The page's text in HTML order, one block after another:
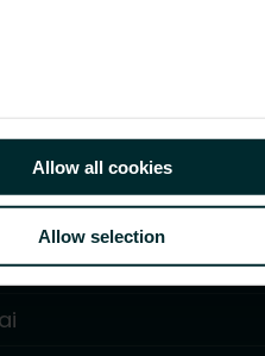
Allow all cookies
Allow selection
džiovintuvai